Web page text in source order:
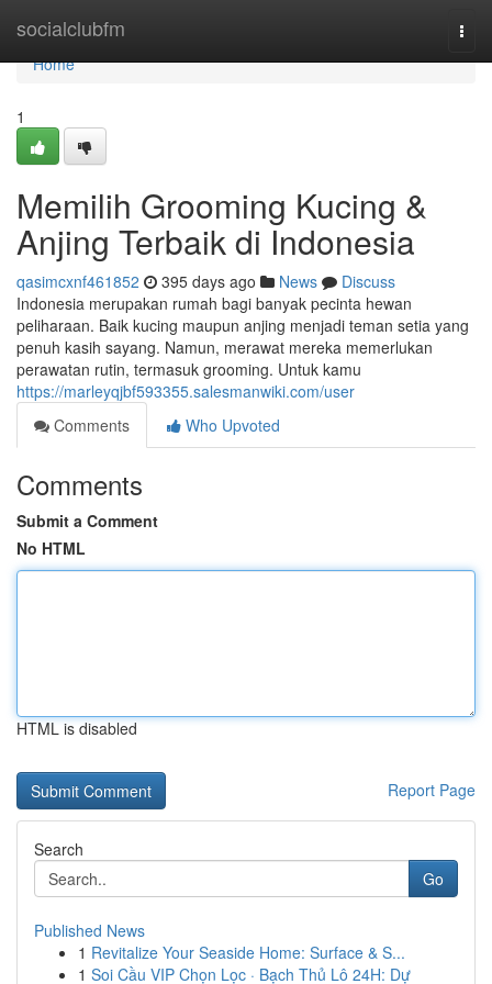
socialclubfm
Home
Home
1
Memilih Grooming Kucing &
Anjing Terbaik di Indonesia
qasimcxnf461852 395 days ago News
Discuss
Indonesia merupakan rumah bagi banyak pecinta hewan
peliharaan. Baik kucing maupun anjing menjadi teman setia yang
penuh kasih sayang. Namun, merawat mereka memerlukan
perawatan rutin, termasuk grooming. Untuk kamu
https://marleyqjbf593355.salesmanwiki.com/user
Comments
Who Upvoted
Comments
Submit a Comment
No HTML
HTML is disabled
Report Page
Search
Go
Published News
1 Revitalize Your Seaside Home: Surface & S...
1 Soi Cầu VIP Chọn Lọc · Bạch Thủ Lô 24H: Dự